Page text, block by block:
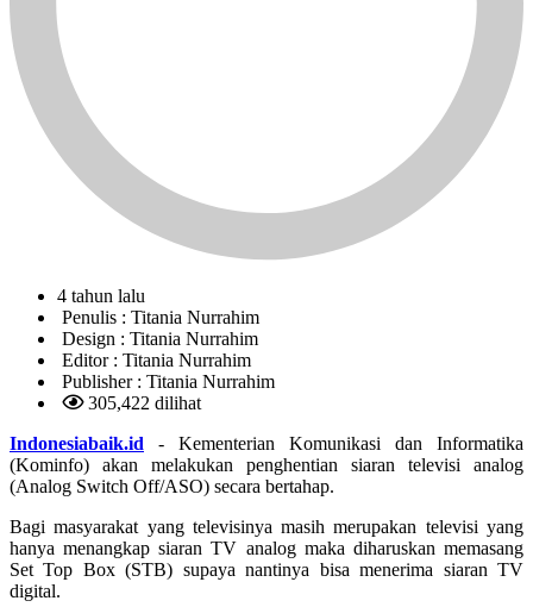
4 tahun lalu
Penulis : Titania Nurrahim
Design : Titania Nurrahim
Editor : Titania Nurrahim
Publisher : Titania Nurrahim
305,422 dilihat
Indonesiabaik.id - Kementerian Komunikasi dan Informatika
(Kominfo) akan melakukan penghentian siaran televisi analog
(Analog Switch Off/ASO) secara bertahap.
Bagi masyarakat yang televisinya masih merupakan televisi yang
hanya menangkap siaran TV analog maka diharuskan memasang
Set Top Box (STB) supaya nantinya bisa menerima siaran TV
digital.